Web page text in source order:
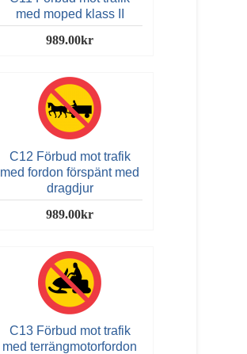
med moped klass II
989.00kr
C12 Förbud mot trafik
med fordon förspänt med
dragdjur
989.00kr
C13 Förbud mot trafik
med terrängmotorfordon